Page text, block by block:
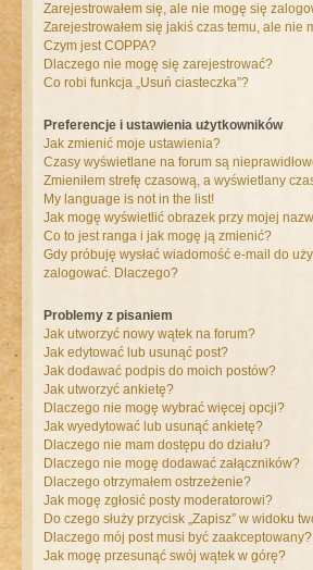
Zarejestrowałem się, ale nie mogę się
Zarejestrowałem się jakiś czas temu, ale nie
Czym jest COPPA?
Dlaczego nie mogę się zarejestrować?
Co robi funkcja „Usuń ciasteczka”?
Preferencje i ustawienia użytkowników
Jak zmienić moje ustawienia?
Czasy wyświetlane na forum są
Zmieniłem strefę czasową, a wyświetlany
My language is not in the list!
Jak mogę wyświetlić obrazek przy mojej
Co to jest ranga i jak mogę ją zmienić?
Gdy próbuję wysłać wiadomość e-mail do
zalogować. Dlaczego?
Problemy z pisaniem
Jak utworzyć nowy wątek na forum?
Jak edytować lub usunąć post?
Jak dodawać podpis do moich postów?
Jak utworzyć ankietę?
Dlaczego nie mogę wybrać więcej opcji?
Jak wyedytować lub usunąć ankietę?
Dlaczego nie mam dostępu do działu?
Dlaczego nie mogę dodawać załączników?
Dlaczego otrzymałem ostrzeżenie?
Jak mogę zgłosić posty moderatorowi?
Do czego służy przycisk „Zapisz” w widoku
Dlaczego mój post musi być zaakceptowany?
Jak mogę przesunąć swój wątek w górę?